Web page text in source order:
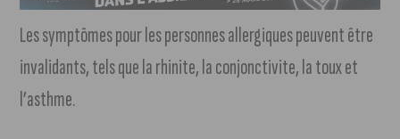
Les symptômes pour les personnes allergiques peuvent être
invalidants, tels que la rhinite, la conjonctivite, la toux et
l’asthme.